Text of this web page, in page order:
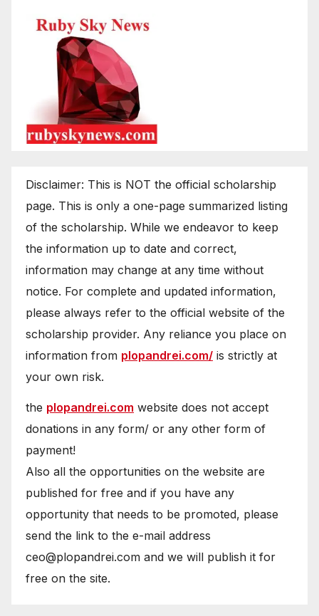
Disclaimer: This is NOT the official scholarship
page. This is only a one-page summarized listing
of the scholarship. While we endeavor to keep
the information up to date and correct,
information may change at any time without
notice. For complete and updated information,
please always refer to the official website of the
scholarship provider. Any reliance you place on
information from plopandrei.com/ is strictly at
your own risk.
the plopandrei.com website does not accept
donations in any form/ or any other form of
payment!
Also all the opportunities on the website are
published for free and if you have any
opportunity that needs to be promoted, please
send the link to the e-mail address
ceo@plopandrei.com and we will publish it for
free on the site.